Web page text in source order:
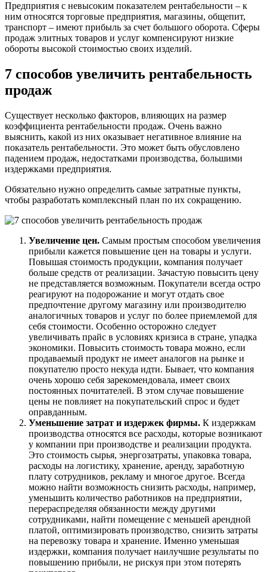
Предприятия с невысоким показателем рентабельности – к
ним относятся торговые предприятия, магазины, общепит,
транспорт – имеют прибыль за счет большого оборота. Сферы
продаж элитных товаров и услуг компенсируют низкие
обороты высокой стоимостью своих изделий.
7 способов увеличить рентабельность
продаж
Существует несколько факторов, влияющих на размер
коэффициента рентабельности продаж. Очень важно
выяснить, какой из них оказывает негативное влияние на
показатель рентабельности. Это может быть обусловлено
падением продаж, недостатками производства, большими
издержками предприятия.
Обязательно нужно определить самые затратные пункты,
чтобы разработать комплексный план по их сокращению.
Увеличение цен. Самым простым способом увеличения
прибыли кажется повышение цен на товары и услуги.
Повышая стоимость продукции, компания получает
больше средств от реализации. Зачастую повысить цену
не представляется возможным. Покупатели всегда остро
реагируют на подорожание и могут отдать свое
предпочтение другому магазину или производителю
аналогичных товаров и услуг по более приемлемой для
себя стоимости. Особенно осторожно следует
увеличивать прайс в условиях кризиса в стране, упадка
экономики. Повысить стоимость товара можно, если
продаваемый продукт не имеет аналогов на рынке и
покупателю просто некуда идти. Бывает, что компания
очень хорошо себя зарекомендовала, имеет своих
постоянных почитателей. В этом случае повышение
цены не повлияет на покупательский спрос и будет
оправданным.
Уменьшение затрат и издержек фирмы. К издержкам
производства относятся все расходы, которые возникают
у компании при производстве и реализации продукта.
Это стоимость сырья, энергозатраты, упаковка товара,
расходы на логистику, хранение, аренду, заработную
плату сотрудников, рекламу и многое другое. Всегда
можно найти возможность снизить расходы, например,
уменьшить количество работников на предприятии,
перераспределяя обязанности между другими
сотрудниками, найти помещение с меньшей арендной
платой, оптимизировать производство, снизить затраты
на перевозку товара и хранение. Именно уменьшая
издержки, компания получает наилучшие результаты по
повышению прибыли, не рискуя при этом потерять